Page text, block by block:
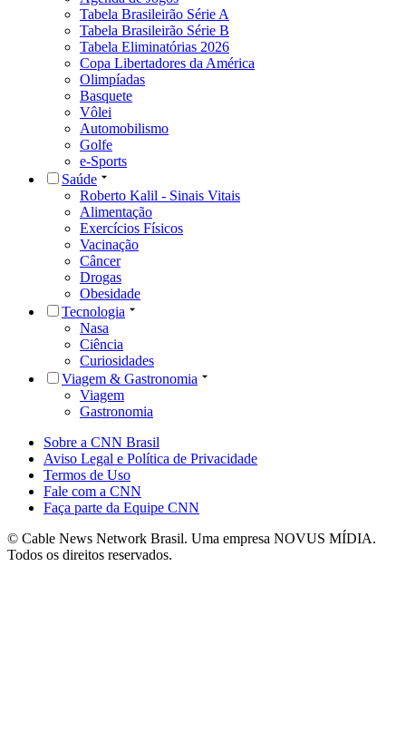
Tabela Brasileirão Série A
Tabela Brasileirão Série B
Tabela Eliminatórias 2026
Copa Libertadores da América
Olimpíadas
Basquete
Vôlei
Automobilismo
Golfe
e-Sports
Saúde
Roberto Kalil - Sinais Vitais
Alimentação
Exercícios Físicos
Vacinação
Câncer
Drogas
Obesidade
Tecnologia
Nasa
Ciência
Curiosidades
Viagem & Gastronomia
Viagem
Gastronomia
Sobre a CNN Brasil
Aviso Legal e Política de Privacidade
Termos de Uso
Fale com a CNN
Faça parte da Equipe CNN
© Cable News Network Brasil. Uma empresa NOVUS MÍDIA.
Todos os direitos reservados.